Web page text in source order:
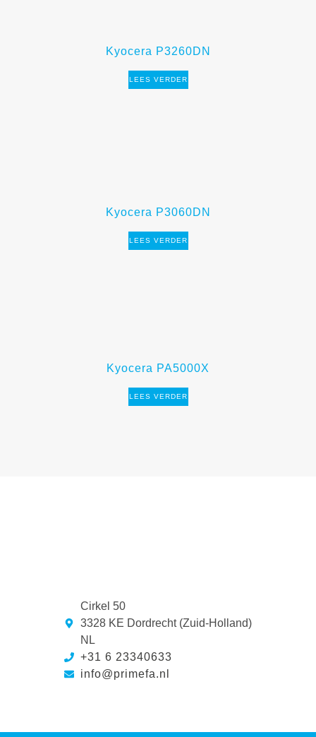
Kyocera P3260DN
LEES VERDER
Kyocera P3060DN
LEES VERDER
Kyocera PA5000X
LEES VERDER
Cirkel 50
3328 KE Dordrecht (Zuid-Holland)
NL
+31 6 23340633
info@primefa.nl